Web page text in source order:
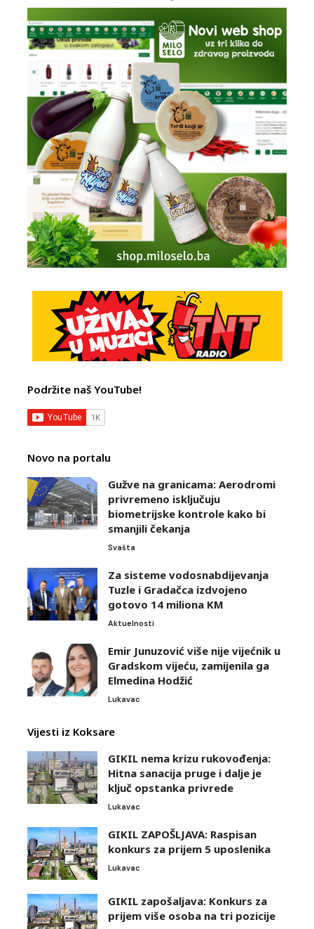
Podržite naš YouTube!
Novo na portalu
Gužve na granicama: Aerodromi
privremeno isključuju
biometrijske kontrole kako bi
smanjili čekanja
Svašta
Za sisteme vodosnabdijevanja
Tuzle i Gradačca izdvojeno
gotovo 14 miliona KM
Aktuelnosti
Emir Junuzović više nije vijećnik u
Gradskom vijeću, zamijenila ga
Elmedina Hodžić
Lukavac
Vijesti iz Koksare
GIKIL nema krizu rukovođenja:
Hitna sanacija pruge i dalje je
ključ opstanka privrede
Lukavac
GIKIL ZAPOŠLJAVA: Raspisan
konkurs za prijem 5 uposlenika
Lukavac
GIKIL zapošaljava: Konkurs za
prijem više osoba na tri pozicije